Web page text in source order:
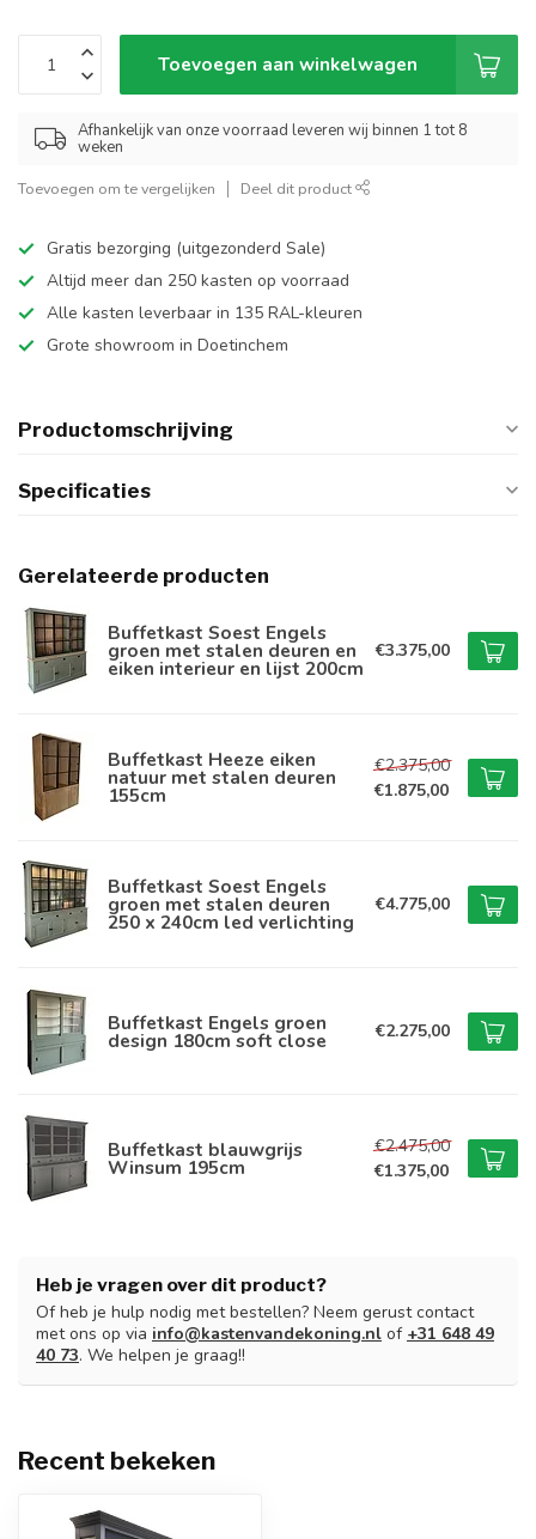
Toevoegen aan winkelwagen
Afhankelijk van onze voorraad leveren wij binnen 1 tot 8
weken
Toevoegen om te vergelijken Deel dit product
Gratis bezorging (uitgezonderd Sale)
Altijd meer dan 250 kasten op voorraad
Alle kasten leverbaar in 135 RAL-kleuren
Grote showroom in Doetinchem
Productomschrijving
Specificaties
Gerelateerde producten
Buffetkast Soest Engels
groen met stalen deuren en
eiken interieur en lijst 200cm
€3.375,00
Buffetkast Heeze eiken
natuur met stalen deuren
155cm
€2.375,00
€1.875,00
Buffetkast Soest Engels
groen met stalen deuren
250 x 240cm led verlichting
€4.775,00
Buffetkast Engels groen
design 180cm soft close €2.275,00
Buffetkast blauwgrijs
Winsum 195cm
€2.475,00
€1.375,00
Heb je vragen over dit product?
Of heb je hulp nodig met bestellen? Neem gerust contact
met ons op via info@kastenvandekoning.nl of +31 648 49
40 73. We helpen je graag!!
Recent bekeken